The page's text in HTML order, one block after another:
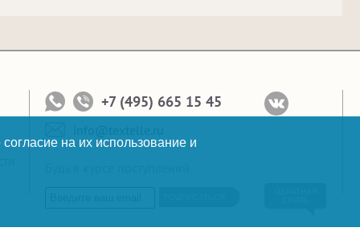
+7 (495) 665 15 45
на их использование и